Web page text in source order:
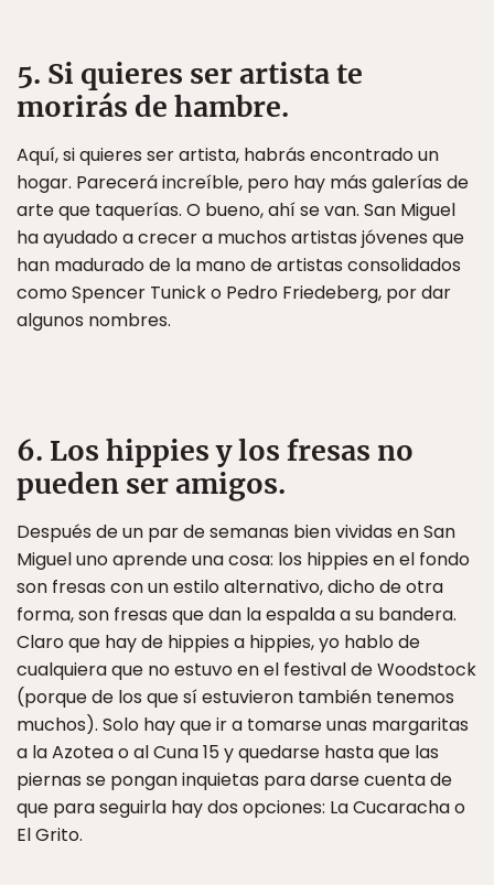
5. Si quieres ser artista te
morirás de hambre.
Aquí, si quieres ser artista, habrás encontrado un
hogar. Parecerá increíble, pero hay más galerías de
arte que taquerías. O bueno, ahí se van. San Miguel
ha ayudado a crecer a muchos artistas jóvenes que
han madurado de la mano de artistas consolidados
como Spencer Tunick o Pedro Friedeberg, por dar
algunos nombres.
6. Los hippies y los fresas no
pueden ser amigos.
Después de un par de semanas bien vividas en San
Miguel uno aprende una cosa: los hippies en el fondo
son fresas con un estilo alternativo, dicho de otra
forma, son fresas que dan la espalda a su bandera.
Claro que hay de hippies a hippies, yo hablo de
cualquiera que no estuvo en el festival de Woodstock
(porque de los que sí estuvieron también tenemos
muchos). Solo hay que ir a tomarse unas margaritas
a la Azotea o al Cuna 15 y quedarse hasta que las
piernas se pongan inquietas para darse cuenta de
que para seguirla hay dos opciones: La Cucaracha o
El Grito.